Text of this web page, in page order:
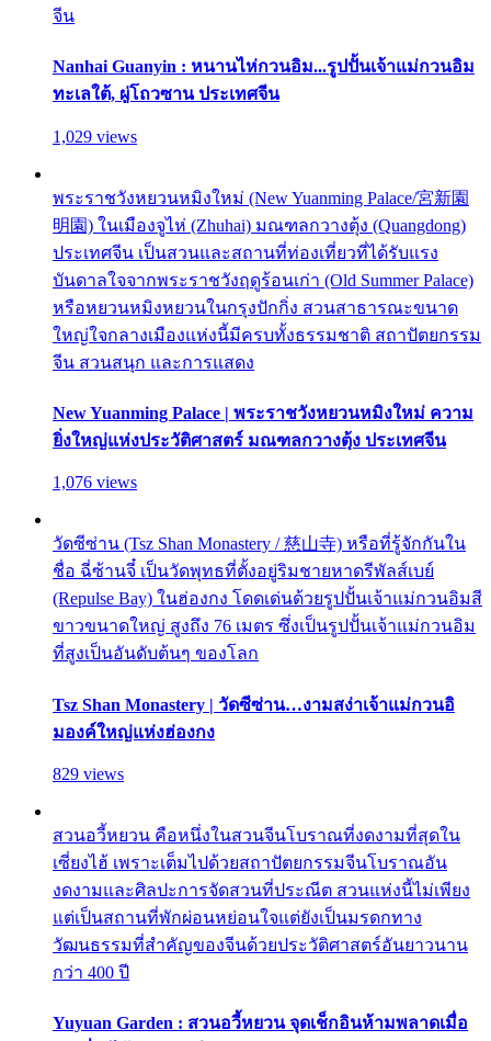
จีน
Nanhai Guanyin : หนานไห่กวนอิม...รูปปั้นเจ้าแม่กวนอิม
ทะเลใต้, ผู่โถวซาน ประเทศจีน
1,029 views
พระราชวังหยวนหมิงใหม่ (New Yuanming Palace/宮新園
明園) ในเมืองจูไห่ (Zhuhai) มณฑลกวางตุ้ง (Quangdong)
ประเทศจีน เป็นสวนและสถานที่ท่องเที่ยวที่ได้รับแรง
บันดาลใจจากพระราชวังฤดูร้อนเก่า (Old Summer Palace)
หรือหยวนหมิงหยวนในกรุงปักกิ่ง สวนสาธารณะขนาด
ใหญ่ใจกลางเมืองแห่งนี้มีครบทั้งธรรมชาติ สถาปัตยกรรม
จีน สวนสนุก และการแสดง
New Yuanming Palace | พระราชวังหยวนหมิงใหม่ ความ
ยิ่งใหญ่แห่งประวัติศาสตร์ มณฑลกวางตุ้ง ประเทศจีน
1,076 views
วัดซีซ่าน (Tsz Shan Monastery / 慈山寺) หรือที่รู้จักกันใน
ชื่อ ฉี่ซ้านจี๋ เป็นวัดพุทธที่ตั้งอยู่ริมชายหาดรีพัลส์เบย์
(Repulse Bay) ในฮ่องกง โดดเด่นด้วยรูปปั้นเจ้าแม่กวนอิมสี
ขาวขนาดใหญ่ สูงถึง 76 เมตร ซึ่งเป็นรูปปั้นเจ้าแม่กวนอิม
ที่สูงเป็นอันดับต้นๆ ของโลก
Tsz Shan Monastery | วัดซีซ่าน…งามสง่าเจ้าแม่กวนอิ
มองค์ใหญ่แห่งฮ่องกง
829 views
สวนอวี้หยวน คือหนึ่งในสวนจีนโบราณที่งดงามที่สุดใน
เซี่ยงไฮ้ เพราะเต็มไปด้วยสถาปัตยกรรมจีนโบราณอัน
งดงามและศิลปะการจัดสวนที่ประณีต สวนแห่งนี้ไม่เพียง
แต่เป็นสถานที่พักผ่อนหย่อนใจแต่ยังเป็นมรดกทาง
วัฒนธรรมที่สำคัญของจีนด้วยประวัติศาสตร์อันยาวนาน
กว่า 400 ปี
Yuyuan Garden : สวนอวี้หยวน จุดเช็กอินห้ามพลาดเมื่อ